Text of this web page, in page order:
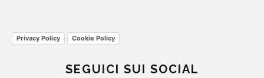
Privacy Policy Cookie Policy
SEGUICI SUI SOCIAL